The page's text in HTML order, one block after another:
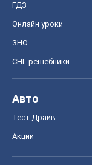
ГДЗ
Онлайн уроки
ЗНО
СНГ решебники
Авто
Тест Драйв
Акции